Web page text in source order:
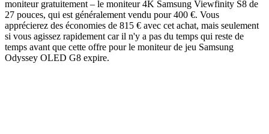
moniteur gratuitement – le moniteur 4K Samsung Viewfinity S8 de
27 pouces, qui est généralement vendu pour 400 €. Vous
apprécierez des économies de 815 € avec cet achat, mais seulement
si vous agissez rapidement car il n'y a pas du temps qui reste de
temps avant que cette offre pour le moniteur de jeu Samsung
Odyssey OLED G8 expire.